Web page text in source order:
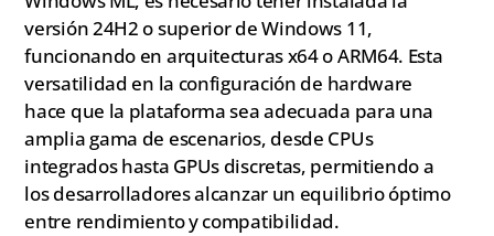
versión 24H2 o superior de Windows 11,
funcionando en arquitecturas x64 o ARM64. Esta
versatilidad en la configuración de hardware
hace que la plataforma sea adecuada para una
amplia gama de escenarios, desde CPUs
integrados hasta GPUs discretas, permitiendo a
los desarrolladores alcanzar un equilibrio óptimo
entre rendimiento y compatibilidad.